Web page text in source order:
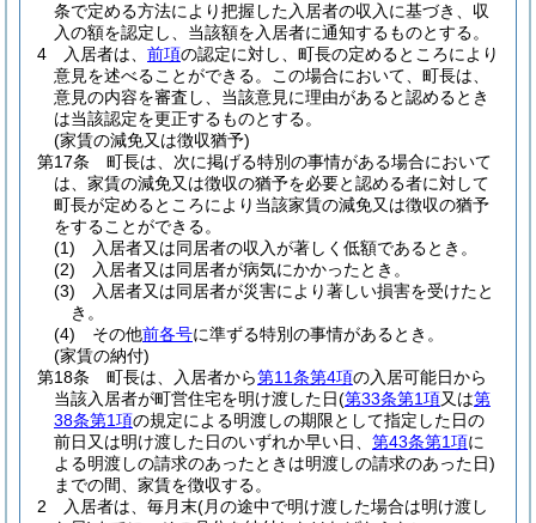
条で定める方法により把握した入居者の収入に基づき、収
入の額を認定し、当該額を入居者に通知するものとする。
4
入居者は、 前項の認定に対し、町長の定めるところにより
意見を述べることができる。
この場合において、町長は、
意見の内容を審査し、当該意見に理由があると認めるとき
は当該認定を更正するものとする。
(家賃の減免又は徴収猶予)
第17条
町長は、次に掲げる特別の事情がある場合において
は、家賃の減免又は徴収の猶予を必要と認める者に対して
町長が定めるところにより当該家賃の減免又は徴収の猶予
をすることができる。
(1)
入居者又は同居者の収入が著しく低額であるとき。
(2)
入居者又は同居者が病気にかかったとき。
(3)
入居者又は同居者が災害により著しい損害を受けたと
き。
(4)
その他前各号に準ずる特別の事情があるとき。
(家賃の納付)
第18条
町長は、入居者から第11条第4項の入居可能日から
当該入居者が町営住宅を明け渡した日(第33条第1項又は第
38条第1項の規定による明渡しの期限として指定した日の
前日又は明け渡した日のいずれか早い日、 第43条第1項に
よる明渡しの請求のあったときは明渡しの請求のあった日)
までの間、家賃を徴収する。
2
入居者は、毎月末(月の途中で明け渡した場合は明け渡し